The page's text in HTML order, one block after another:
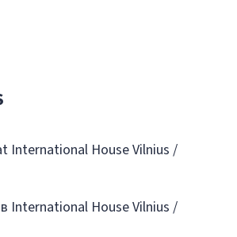
International House Vilnius /
International House Vilnius /